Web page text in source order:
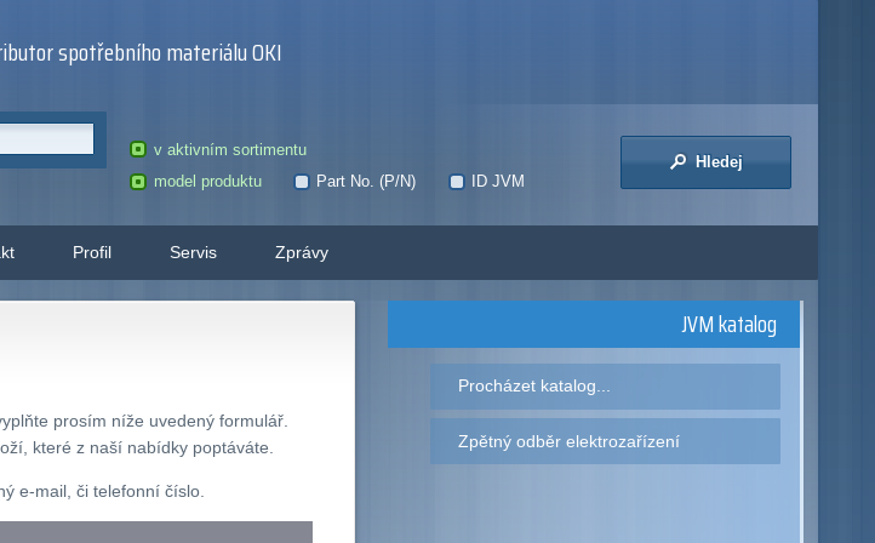
spotřebního materiálu OKI
v aktivním sortimentu
model produktu
Part No. (P/N) ID JVM
Hledej
Profil Servis Zprávy
prosím níže uvedený formulář.
které z naší nabídky poptáváte.
e-mail, či telefonní číslo.
JVM katalog
Procházet katalog...
Zpětný odběr elektrozařízení